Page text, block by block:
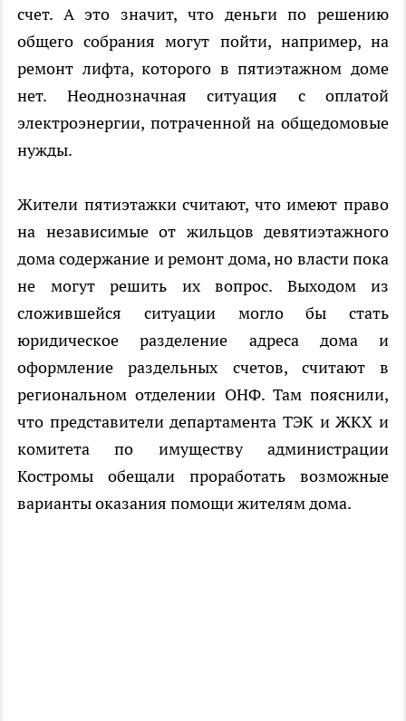
счет. А это значит, что деньги по решению
общего собрания могут пойти, например, на
ремонт лифта, которого в пятиэтажном доме
нет. Неоднозначная ситуация с оплатой
электроэнергии, потраченной на общедомовые
нужды.
Жители пятиэтажки считают, что имеют право
на независимые от жильцов девятиэтажного
дома содержание и ремонт дома, но власти пока
не могут решить их вопрос. Выходом из
сложившейся ситуации могло бы стать
юридическое разделение адреса дома и
оформление раздельных счетов, считают в
региональном отделении ОНФ. Там пояснили,
что представители департамента ТЭК и ЖКХ и
комитета по имуществу администрации
Костромы обещали проработать возможные
варианты оказания помощи жителям дома.